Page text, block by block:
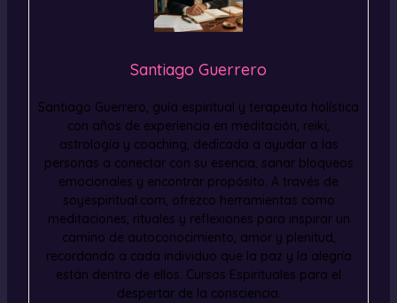
Santiago Guerrero
Santiago Guerrero, guía espiritual y terapeuta holística
con años de experiencia en meditación, reiki,
astrología y coaching, dedicada a ayudar a las
personas a conectar con su esencia, sanar bloqueos
emocionales y encontrar propósito. A través de
soyespiritual.com, ofrezco herramientas como
meditaciones, rituales y reflexiones para inspirar un
camino de autoconocimiento, amor y plenitud,
recordando a cada individuo que la paz y la alegría
están dentro de ellos. Cursos Espirituales para el
despertar de la consciencia.